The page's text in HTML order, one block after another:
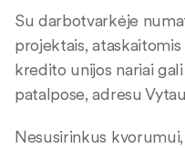
Su darbotvarkėje
projektais,
kredito unijos nariai
patalpose, adresu
Nesusirinkus